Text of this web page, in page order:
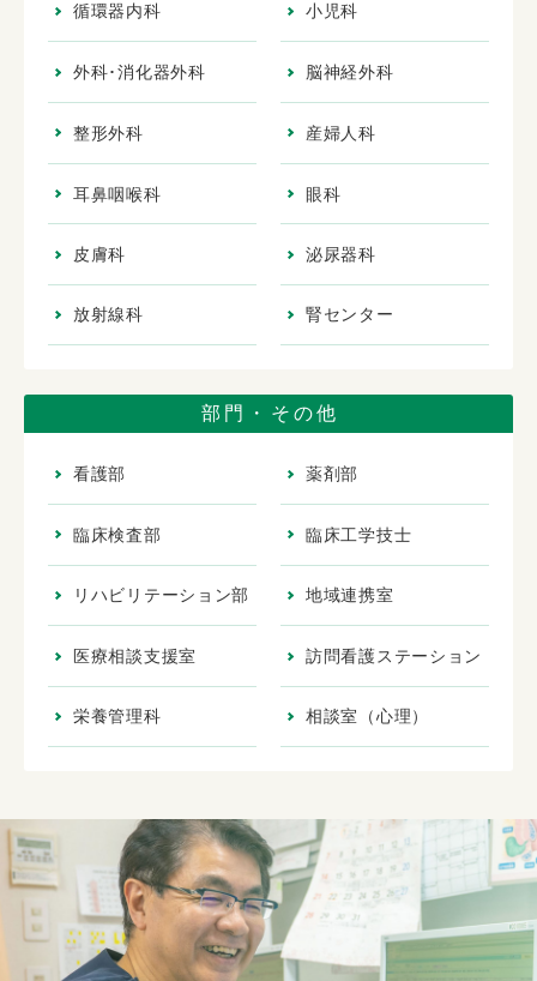
循環器内科 小児科
外科･消化器外科 脳神経外科
整形外科 産婦人科
耳鼻咽喉科 眼科
皮膚科 泌尿器科
放射線科 腎センター
部門・その他
看護部 薬剤部
臨床検査部 臨床工学技士
リハビリテーション部 地域連携室
医療相談支援室 訪問看護ステーション
栄養管理科 相談室（心理）